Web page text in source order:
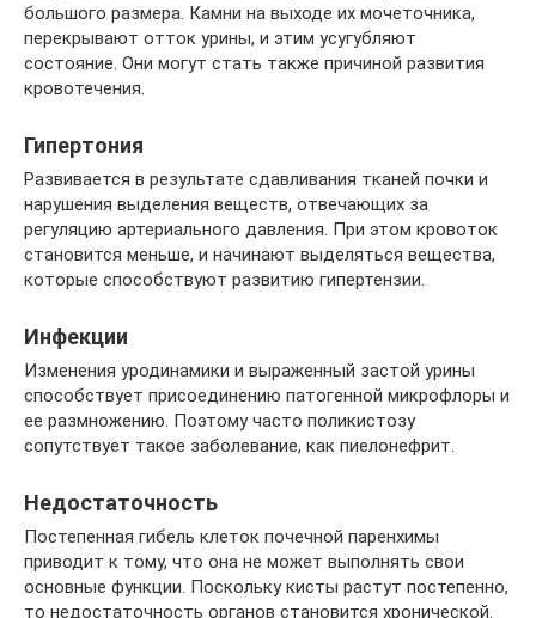
большого размера. Камни на выходе их мочеточника,
перекрывают отток урины, и этим усугубляют
состояние. Они могут стать также причиной развития
кровотечения.
Гипертония
Развивается в результате сдавливания тканей почки и
нарушения выделения веществ, отвечающих за
регуляцию артериального давления. При этом кровоток
становится меньше, и начинают выделяться вещества,
которые способствуют развитию гипертензии.
Инфекции
Изменения уродинамики и выраженный застой урины
способствует присоединению патогенной микрофлоры и
ее размножению. Поэтому часто поликистозу
сопутствует такое заболевание, как пиелонефрит.
Недостаточность
Постепенная гибель клеток почечной паренхимы
приводит к тому, что она не может выполнять свои
основные функции. Поскольку кисты растут постепенно,
то недостаточность органов становится хронической.